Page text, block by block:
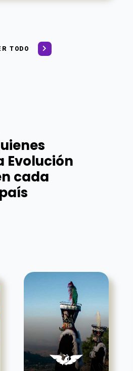
TODO
Evolución
cada